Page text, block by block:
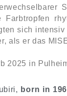
Farbtropfen
sich
als er das
2025 in
born in